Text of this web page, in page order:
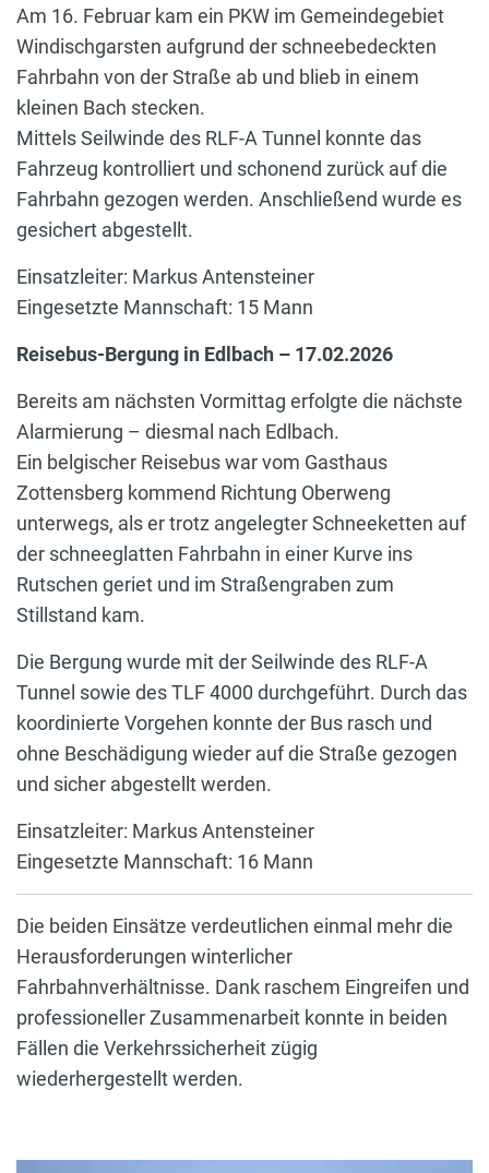
Am 16. Februar kam ein PKW im Gemeindegebiet
Windischgarsten aufgrund der schneebedeckten
Fahrbahn von der Straße ab und blieb in einem
kleinen Bach stecken.
Mittels Seilwinde des RLF-A Tunnel konnte das
Fahrzeug kontrolliert und schonend zurück auf die
Fahrbahn gezogen werden. Anschließend wurde es
gesichert abgestellt.
Einsatzleiter: Markus Antensteiner
Eingesetzte Mannschaft: 15 Mann
Reisebus-Bergung in Edlbach – 17.02.2026
Bereits am nächsten Vormittag erfolgte die nächste
Alarmierung – diesmal nach Edlbach.
Ein belgischer Reisebus war vom Gasthaus
Zottensberg kommend Richtung Oberweng
unterwegs, als er trotz angelegter Schneeketten auf
der schneeglatten Fahrbahn in einer Kurve ins
Rutschen geriet und im Straßengraben zum
Stillstand kam.
Die Bergung wurde mit der Seilwinde des RLF-A
Tunnel sowie des TLF 4000 durchgeführt. Durch das
koordinierte Vorgehen konnte der Bus rasch und
ohne Beschädigung wieder auf die Straße gezogen
und sicher abgestellt werden.
Einsatzleiter: Markus Antensteiner
Eingesetzte Mannschaft: 16 Mann
Die beiden Einsätze verdeutlichen einmal mehr die
Herausforderungen winterlicher
Fahrbahnverhältnisse. Dank raschem Eingreifen und
professioneller Zusammenarbeit konnte in beiden
Fällen die Verkehrssicherheit zügig
wiederhergestellt werden.